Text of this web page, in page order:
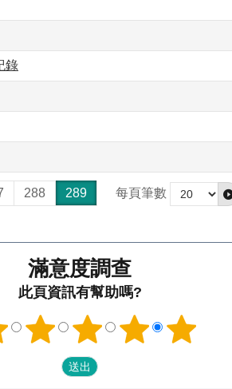
錄
288 289 每頁筆數
滿意度調查
此頁資訊有幫助嗎?